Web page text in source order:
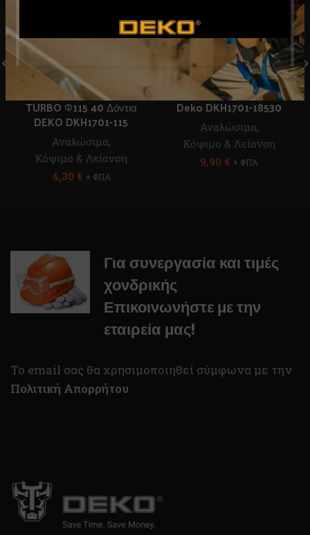
Δίσκος Κοπής Ξύλου
TURBO Φ115 40 Δόντια
DEKO DKH1701-115
Αναλώσιμα,
Κόψιμο & Λείανση
4,30 € + ΦΠΑ
Δίσκος Κοπής Ξύλου 30T
Deko DKH1701-18530
Αναλώσιμα,
Κόψιμο & Λείανση
9,90 € + ΦΠΑ
Για συνεργασία και τιμές
χονδρικής
Επικοινωνήστε με την
εταιρεία μας!
To email σας θα χρησιμοποιηθεί σύμφωνα με την
Πολιτική Απορρήτου